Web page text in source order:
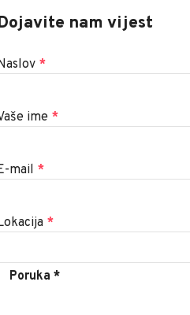
nam vijest
*
ime *
mail *
*